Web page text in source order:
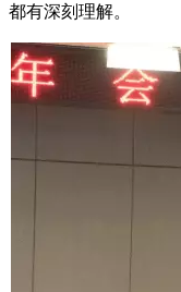
都有深刻理解。